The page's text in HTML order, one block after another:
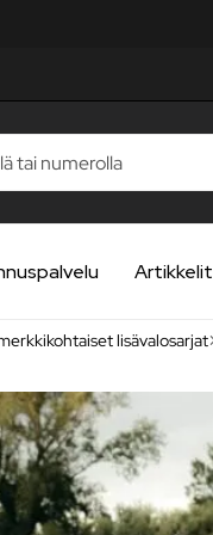
Artikkelit
lisävalosarjat